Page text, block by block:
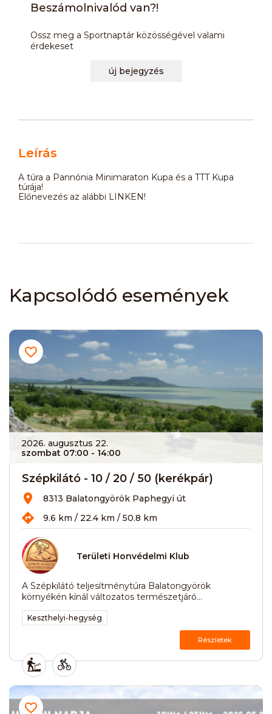
Beszámolnivalód van?!
Ossz meg a Sportnaptár közösségével valami
érdekeset
új bejegyzés
Leírás
A túra a Pannónia Minimaraton Kupa és a TTT Kupa
túrája!
Előnevezés az alábbi LINKEN!
Kapcsolódó események
2026. augusztus 22.
szombat 07:00 - 14:00
Szépkilátó - 10 / 20 / 50 (kerékpár)
8313 Balatongyörök Paphegyi út
9.6 km / 22.4 km / 50.8 km
Területi Honvédelmi Klub
A Szépkilátó teljesítménytúra Balatongyörök
környékén kínál változatos természetjáró...
Keszthelyi-hegység
Részletek